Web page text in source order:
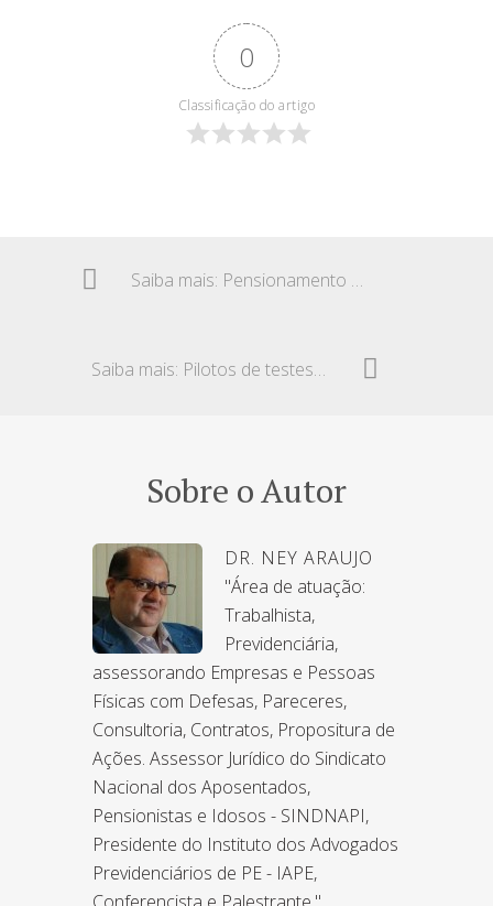
0
Classificação do artigo
Saiba mais: Pensionamento – Acidente de trabalho
Saiba mais: Pilotos de testes da Ford e MSX – Acidente fatal
Sobre o Autor
DR. NEY ARAUJO
"Área de atuação:
Trabalhista,
Previdenciária,
assessorando Empresas e Pessoas
Físicas com Defesas, Pareceres,
Consultoria, Contratos, Propositura de
Ações. Assessor Jurídico do Sindicato
Nacional dos Aposentados,
Pensionistas e Idosos - SINDNAPI,
Presidente do Instituto dos Advogados
Previdenciários de PE - IAPE,